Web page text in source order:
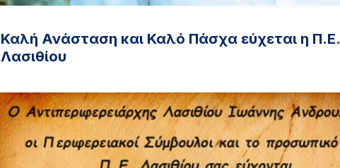
Καλή Ανάσταση και Καλό Πάσχα εύχεται η Π.Ε.
Λασιθίου